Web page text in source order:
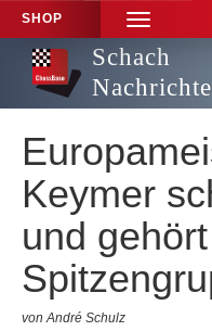
SHOP
TOGGLE
NAVIGATION
Schach
Keymer
und
von André Schulz